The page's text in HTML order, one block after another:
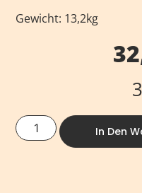
Gewicht: 13,2kg
In Den